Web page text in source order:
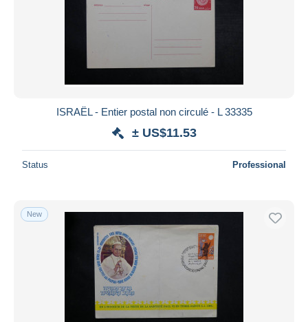
ISRAËL - Entier postal non circulé - L 33335
± US$11.53
Status Professional
New